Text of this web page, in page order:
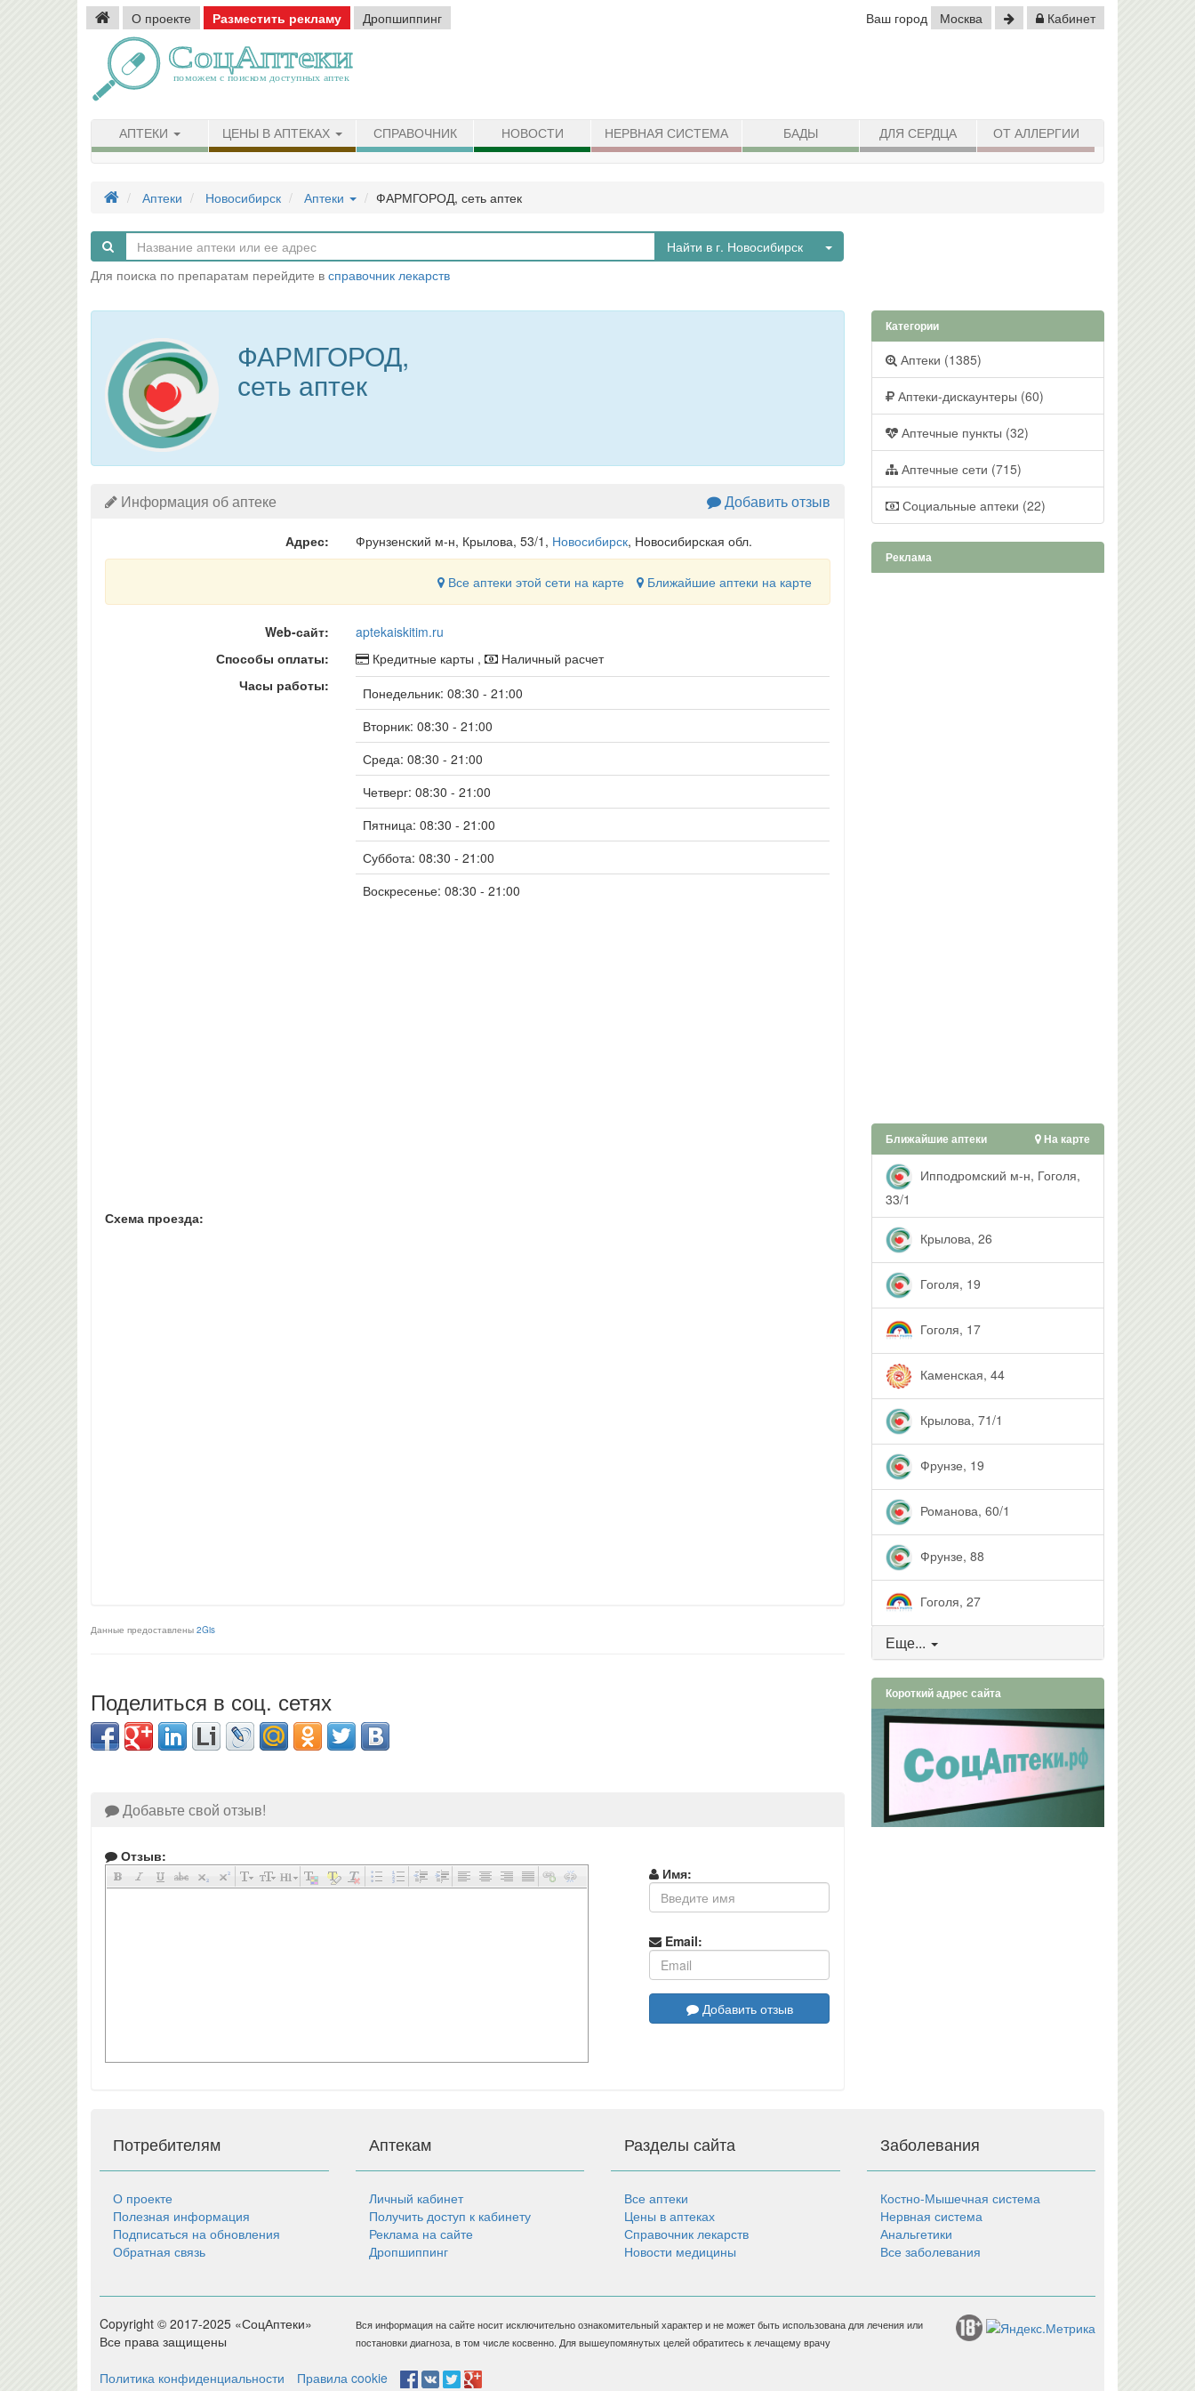
О проекте Разместить рекламу Дропшиппинг Ваш город Москва Кабинет
АПТЕКИ ЦЕНЫ В АПТЕКАХ СПРАВОЧНИК НОВОСТИ НЕРВНАЯ СИСТЕМА БАДЫ ДЛЯ СЕРДЦА ОТ АЛЛЕРГИИ
Аптеки Новосибирск Аптеки ФАРМГОРОД, сеть аптек
Найти в г. Новосибирск
Toggle Dropdown
Для поиска по препаратам перейдите в справочник лекарств
ФАРМГОРОД,
сеть аптек
Информация об аптеке Добавить отзыв
Адрес: Фрунзенский м-н, Крылова, 53/1 , Новосибирск, Новосибирская обл.
Все аптеки этой сети на карте Ближайшие аптеки на карте
Web-сайт:
aptekaiskitim.ru
Способы оплаты:
Кредитные карты ,
Наличный расчет
Часы работы:
Понедельник: 08:30 - 21:00
Вторник: 08:30 - 21:00
Среда: 08:30 - 21:00
Четверг: 08:30 - 21:00
Пятница: 08:30 - 21:00
Суббота: 08:30 - 21:00
Воскресенье: 08:30 - 21:00
Схема проезда:
Данные предоставлены 2Gis
Поделиться в соц. сетях
Добавьте свой отзыв!
Отзыв:
Имя:
Email:
Добавить отзыв
Категории
Аптеки (1385)
Аптеки-дискаунтеры (60)
Аптечные пункты (32)
Аптечные сети (715)
Социальные аптеки (22)
Реклама
Ближайшие аптеки На карте
Ипподромский м-н, Гоголя,
33/1
Крылова, 26
Гоголя, 19
Гоголя, 17
Каменская, 44
Крылова, 71/1
Фрунзе, 19
Романова, 60/1
Фрунзе, 88
Гоголя, 27
Еще...
Короткий адрес сайта
Потребителям
О проекте
Полезная информация
Подписаться на обновления
Обратная связь
Аптекам
Личный кабинет
Получить доступ к кабинету
Реклама на сайте
Дропшиппинг
Разделы сайта
Все аптеки
Цены в аптеках
Справочник лекарств
Новости медицины
Заболевания
Костно-Мышечная система
Нервная система
Анальгетики
Все заболевания
Copyright © 2017-2025 «СоцАптеки»
Все права защищены
Вся информация на сайте носит исключительно ознакомительный характер и не может быть использована для лечения или
постановки диагноза, в том числе косвенно. Для вышеупомянутых целей обратитесь к лечащему врачу
Политика конфиденциальности Правила cookie